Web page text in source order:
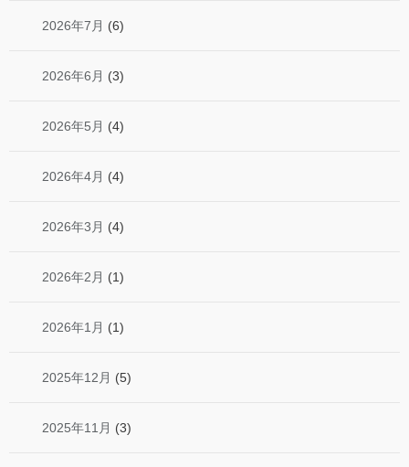
2026年7月 (6)
2026年6月 (3)
2026年5月 (4)
2026年4月 (4)
2026年3月 (4)
2026年2月 (1)
2026年1月 (1)
2025年12月 (5)
2025年11月 (3)